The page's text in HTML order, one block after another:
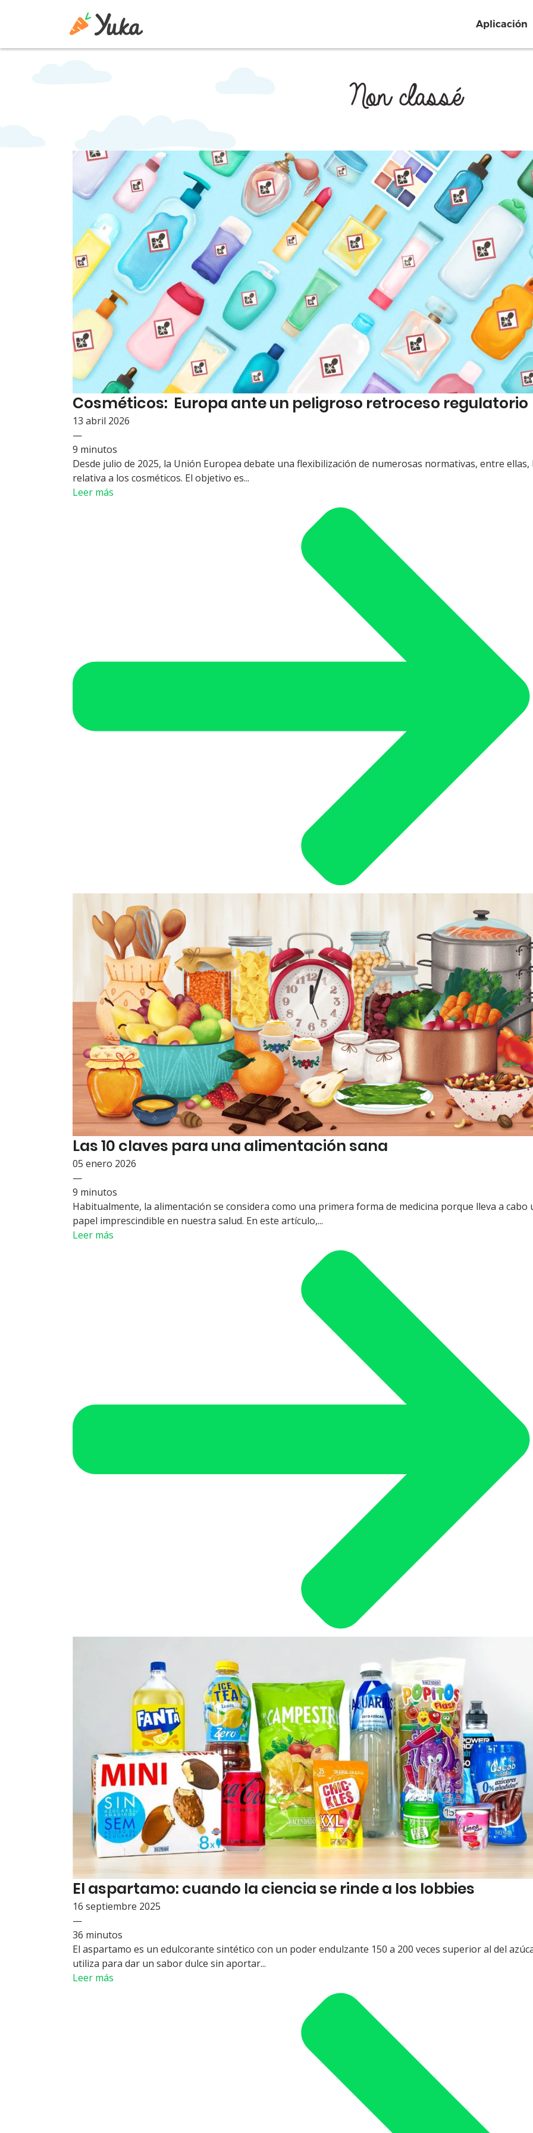
Aplicación
Non classé
Cosméticos: Europa ante un peligroso retroceso regulatorio
13 abril 2026
—
9 minutos
Desde julio de 2025, la Unión Europea debate una flexibilización de numerosas normativas, entre ellas,
relativa a los cosméticos. El objetivo es...
Leer más
Las 10 claves para una alimentación sana
05 enero 2026
—
9 minutos
Habitualmente, la alimentación se considera como una primera forma de medicina porque lleva a cabo
papel imprescindible en nuestra salud. En este artículo,...
Leer más
El aspartamo: cuando la ciencia se rinde a los lobbies
16 septiembre 2025
—
36 minutos
El aspartamo es un edulcorante sintético con un poder endulzante 150 a 200 veces superior al del
utiliza para dar un sabor dulce sin aportar...
Leer más